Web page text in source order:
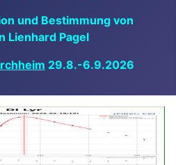
und Bestimmung von
Lienhard Pagel
29.8.-6.9.2026